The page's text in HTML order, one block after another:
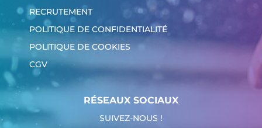
RECRUTEMENT
POLITIQUE DE CONFIDENTIALITÉ
POLITIQUE DE COOKIES
CGV
RÉSEAUX SOCIAUX
SUIVEZ-NOUS !